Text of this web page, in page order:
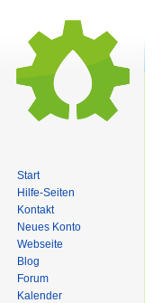
Start
Hilfe-Seiten
Kontakt
Neues Konto
Webseite
Blog
Forum
Kalender